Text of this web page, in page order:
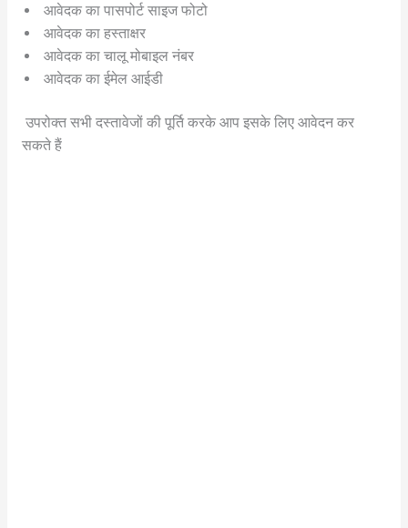
आवेदक का पासपोर्ट साइज फोटो
आवेदक का हस्ताक्षर
आवेदक का चालू मोबाइल नंबर
आवेदक का ईमेल आईडी
उपरोक्त सभी दस्तावेजों की पूर्ति करके आप इसके लिए आवेदन कर
सकते हैं